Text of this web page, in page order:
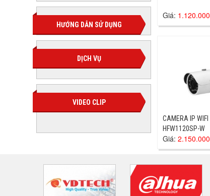
HƯỚNG DẪN SỬ DỤNG
DỊCH VỤ
VIDEO CLIP
Giá:
CAMERA IP
HFW1120SP-W
Giá: